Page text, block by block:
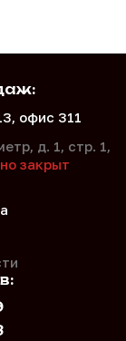
офис 311
д. 1, стр. 1,
закрыт